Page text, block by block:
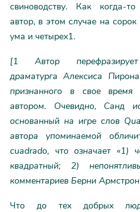
свиноводству. Как когда-
автор, в этом случае на
ума и четырех1.
[1 Автор перефразирует
драматурга Алексиса
признанного в свое время
автором. Очевидно, Санд
основанный на игре слов
автора упоминаемой
cuadrado, что означает «1)
квадратный; 2)
комментариев Берни
Что до тех добрых